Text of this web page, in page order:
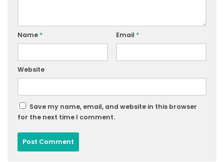
Name * Email *
Website
Save my name, email, and website in this browser
for the next time I comment.